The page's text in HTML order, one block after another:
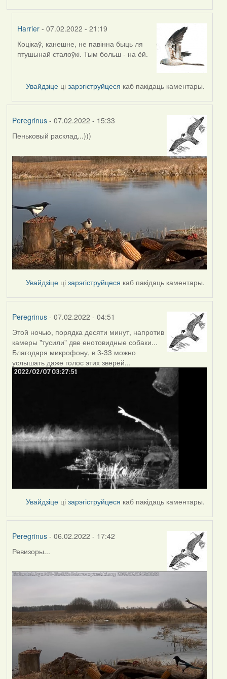
Harrier - 07.02.2022 - 21:19
In
reply
Lighty
Коцікаў, канешне, не павінна быць ля
птушынай сталоўкі. Тым больш - на ёй.
Увайдзіце цізарэгіструйцеся каб пакідаць каментары.
Peregrinus- 07.02.2022 - 15:33
Пеньковый расклад...)))
Увайдзіце цізарэгіструйцеся каб пакідаць каментары.
Peregrinus- 07.02.2022 - 04:51
Этой ночью, порядка десяти минут, напротив
камеры "тусили" две енотовидные собаки...
Благодаря микрофону, в 3-33 можно
услышать даже голос этих зверей...
Увайдзіце цізарэгіструйцеся каб пакідаць каментары.
Peregrinus- 06.02.2022 - 17:42
Ревизоры...